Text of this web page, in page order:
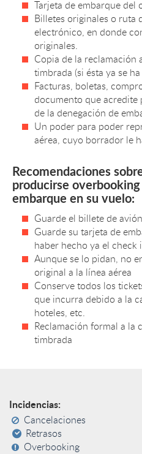
Tarjeta de embarque del
Billetes originales o ruta
electrónico, en donde
originales.
Copia de la reclamación
timbrada (si ésta ya se ha
Facturas, boletas,
documento que acredite
de la denegación de
Un poder para poder
aérea, cuyo borrador le
Recomendaciones
producirse overbooking
embarque en su vuelo:
Guarde el billete de
Guarde su tarjeta de
haber hecho ya el check
Aunque se lo pidan, no
original a la línea aérea
Conserve todos los
que incurra debido a la
hoteles, etc.
Reclamación formal a la
timbrada
Incidencias:
Cancelaciones
Retrasos
Overbooking